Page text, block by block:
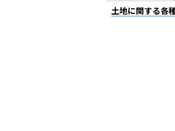
土地に関する各